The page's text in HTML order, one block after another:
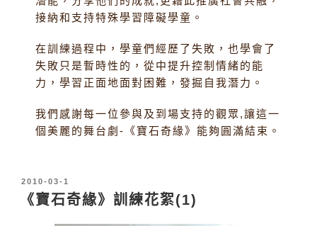
接納和支持特殊學習障礙學童。
在訓練過程中，學童們經歷了失敗，也學會了
失敗只是暫時性的，從中提升控制情緒的能
力，學習正面地面對困難，發掘自我潛力。
我們感謝每一位參與及到場支持的觀眾,讓這一
個美麗的舞台劇-《寶石奇緣》能夠圓滿結束。
發
表
於
2010-03-1
《寶石奇緣》訓練花絮(1)